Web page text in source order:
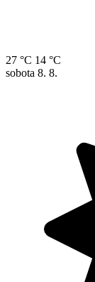
27 °C 14 °C
sobota 8. 8.